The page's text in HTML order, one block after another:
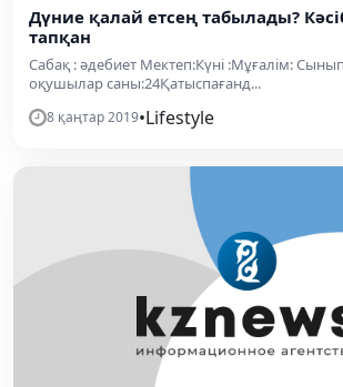
Дүние қалай етсең табылады?
тапқан
Сабақ : әдебиет Мектеп:Күні :Мұғалім:
оқушылар саны:24Қатыспағанд...
8 қаңтар 2019•Lifestyle